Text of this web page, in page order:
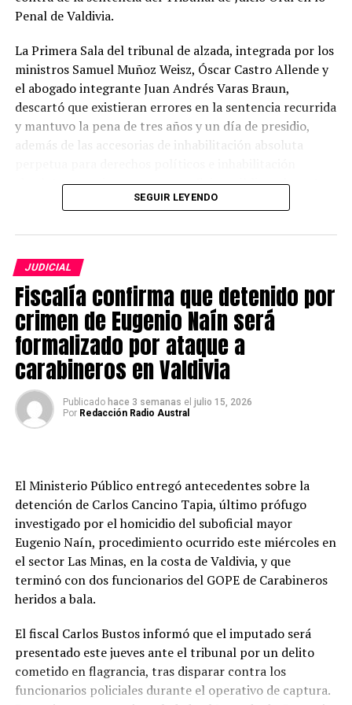
Penal de Valdivia.
La Primera Sala del tribunal de alzada, integrada por los
ministros Samuel Muñoz Weisz, Óscar Castro Allende y
el abogado integrante Juan Andrés Varas Braun,
descartó que existieran errores en la sentencia recurrida
y mantuvo la pena de tres años y un día de presidio,
además de las accesorias de inhabilitación absoluta
absoluta para ejercer cargos y oficios públicos durante
el tiempo de la condena.
El exgendarme fue condenado como autor de dos delitos
consumados de apremios ilegítimos, ocurridos el 5 de
noviembre de 2019 y el 22 de enero de 2020 al interior
del Complejo Penitenciario de Valdivia.
En su resolución, la Corte sostuvo que el tribunal de
primera instancia fundamentó adecuadamente su
decisión y valoró la prueba conforme a derecho,
descartando las alegaciones de la defensa respecto de
una supuesta falta de fundamentación.
incorrectamente y que sus argumentos solo expresaban
una discrepancia con la valoración realizada por el
tribunal.
Los hechos acreditados
Según estableció el Tribunal Oral, en los días previos al
del módulo 42 con un teléfono celular y le exigió el pago
de $50 mil para permitirle conservar el aparato. Como el
recluso no entregó el dinero dentro del plazo fijado, el
entonces funcionario habría encargado a otros internos
SEGUIR LEYENDO
JUDICIAL
Fiscalía confirma que detenido por
crimen de Eugenio Naín será
formalizado por ataque a
carabineros en Valdivia
Publicado hace 3 semanas el julio 15, 2026
Por Redacción Radio Austral
El Ministerio Público entregó antecedentes sobre la
detención de Carlos Cancino Tapia, último prófugo
investigado por el homicidio del suboficial mayor
Eugenio Naín, procedimiento ocurrido este miércoles en
el sector Las Minas, en la costa de Valdivia, y que
terminó con dos funcionarios del GOPE de Carabineros
heridos a bala.
El fiscal Carlos Bustos informó que el imputado será
presentado este jueves ante el tribunal por un delito
cometido en flagrancia, tras disparar contra los
funcionarios policiales durante el operativo de captura.